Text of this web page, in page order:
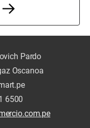
Pardo
Oscanoa
6500